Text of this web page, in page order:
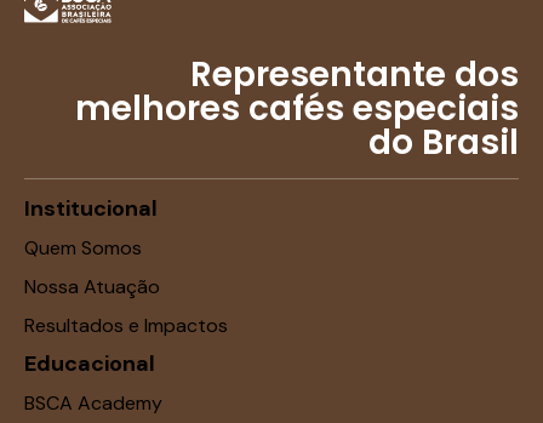
Representante dos
melhores cafés especiais
do Brasil
Institucional
Quem Somos
Nossa Atuação
Resultados e Impactos
Educacional
BSCA Academy